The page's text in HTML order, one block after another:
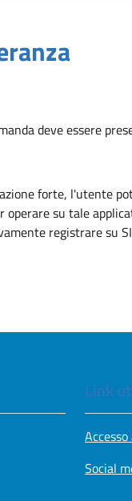
deve essere
scheda
forte, l'utente
operare su tale
registrare su
Link
Apri in
Apri in
Social